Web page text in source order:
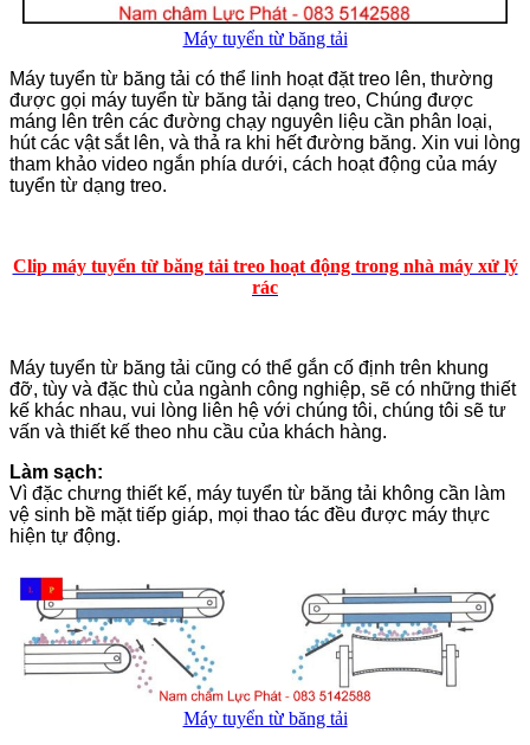
Máy tuyển từ băng tải
Máy tuyển từ băng tải có thể linh hoạt đặt treo lên, thường
được gọi máy tuyển từ băng tải dạng treo, Chúng được
máng lên trên các đường chạy nguyên liệu cần phân loại,
hút các vật sắt lên, và thả ra khi hết đường băng. Xin vui lòng
tham khảo video ngắn phía dưới, cách hoạt động của máy
tuyển từ dạng treo.
Clip máy tuyển từ băng tải treo hoạt động trong nhà máy xử lý
rác
Máy tuyển từ băng tải cũng có thể gắn cố định trên khung
đỡ, tùy và đặc thù của ngành công nghiệp, sẽ có những thiết
kế khác nhau, vui lòng liên hệ với chúng tôi, chúng tôi sẽ tư
vấn và thiết kế theo nhu cầu của khách hàng.
Làm sạch:
Vì đặc chưng thiết kế, máy tuyển từ băng tải không cần làm
vệ sinh bề mặt tiếp giáp, mọi thao tác đều được máy thực
hiện tự động.
Máy tuyển từ băng tải